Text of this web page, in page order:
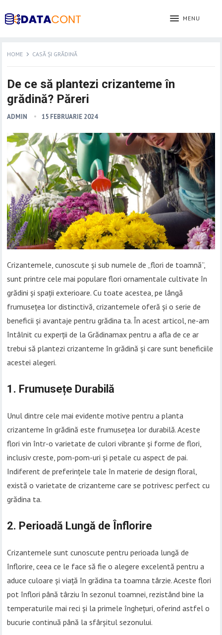
MENU
HOME CASĂ ȘI GRĂDINĂ
De ce să plantezi crizanteme în
grădină? Păreri
ADMIN 15 FEBRUARIE 2024
Crizantemele, cunoscute și sub numele de „flori de toamnă”,
sunt printre cele mai populare flori ornamentale cultivate în
grădini și spații exterioare. Cu toate acestea, pe lângă
frumusețea lor distinctivă, crizantemele oferă și o serie de
beneficii și avantaje pentru grădina ta. În acest articol, ne-am
întâlnit cu experții de la Grădinamax pentru a afla de ce ar
trebui să plantezi crizanteme în grădină și care sunt beneficiile
acestei alegeri.
1. Frumusețe Durabilă
Unul dintre cele mai evidente motive pentru a planta
crizanteme în grădină este frumusețea lor durabilă. Aceste
flori vin într-o varietate de culori vibrante și forme de flori,
inclusiv creste, pom-pom-uri și petale cu aspect de pai.
Indiferent de preferințele tale în materie de design floral,
există o varietate de crizanteme care se potrivesc perfect cu
grădina ta.
2. Perioadă Lungă de Înflorire
Crizantemele sunt cunoscute pentru perioada lungă de
înflorire, ceea ce le face să fie o alegere excelentă pentru a
aduce culoare și viață în grădina ta toamna târzie. Aceste flori
pot înflori până târziu în sezonul toamnei, rezistând bine la
temperaturile mai reci și la primele înghețuri, oferind astfel o
bucurie continuă până la sfârșitul sezonului.